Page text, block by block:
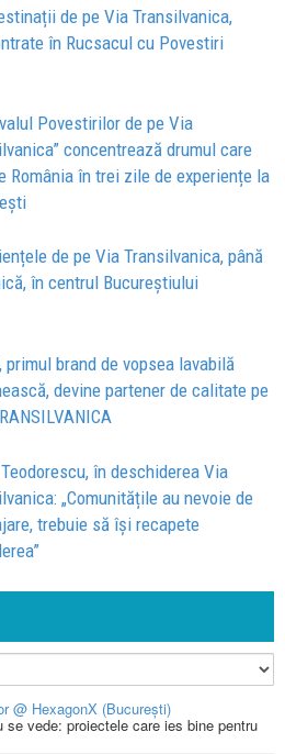
de pe Via Transilvanica,
în Rucsacul cu Povestiri
Povestirilor de pe Via
concentrează drumul care
România în trei zile de experiențe la
de pe Via Transilvanica, până
în centrul Bucureștiului
primul brand de vopsea lavabilă
devine partener de calitate pe
în deschiderea Via
„Comunitățile au nevoie de
trebuie să își recapete
@ HexagonX (București)
vede: proiectele care ies bine pentru